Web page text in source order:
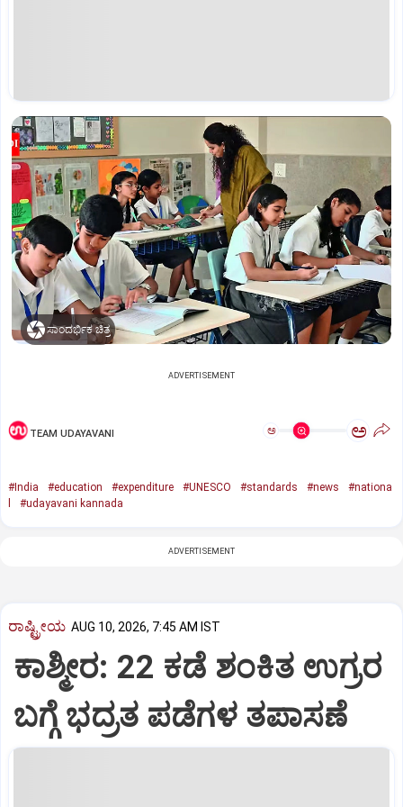
ಸಾಂದರ್ಭಿಕ ಚಿತ್ರ
ADVERTISEMENT
TEAM UDAYAVANI ಅ ಅ
#India #education #expenditure #UNESCO #standards #news
#nationa
#udayavani kannada
ADVERTISEMENT
ರಾಷ್ಟ್ರೀಯ AUG 10, 2026, 7:45 AM IST
ಕಾಶ್ಮೀರ: 22 ಕಡೆ ಶಂಕಿತ ಉಗ್ರರ
ಬಗ್ಗೆ ಭದ್ರತ ಪಡೆಗಳ ತಪಾಸಣೆ